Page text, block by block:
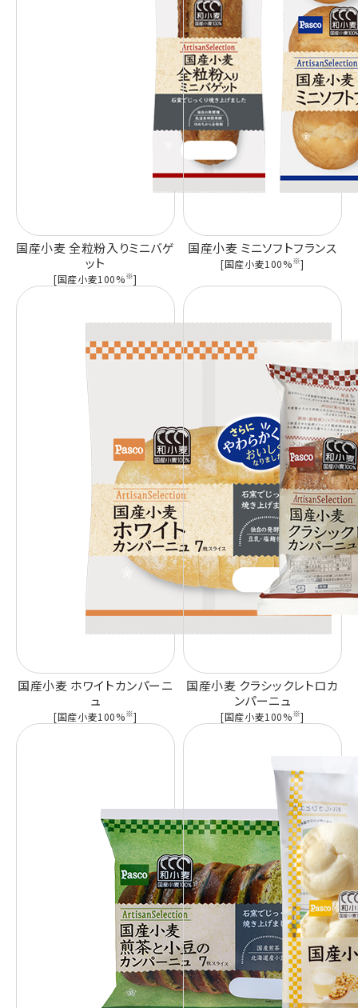
国産小麦 全粒粉入りミニバゲ
ット
[国産小麦100%※]
国産小麦 ミニソフトフランス
[国産小麦100%※]
国産小麦 ホワイトカンパーニ
ュ
[国産小麦100%※]
国産小麦 クラシックレトロカ
ンパーニュ
[国産小麦100%※]